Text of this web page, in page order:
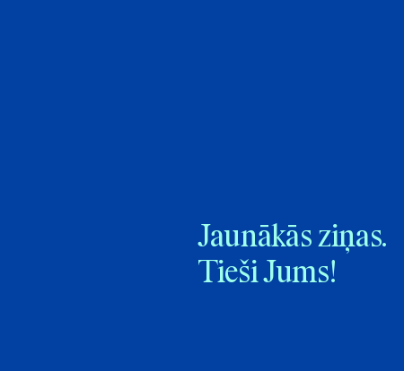
Jaunākās ziņas.
Tieši Jums!